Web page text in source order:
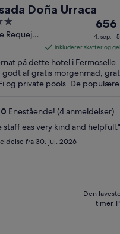
Doña Urraca
Requejo
er
656
pr.
nat
fra
sep.
til
5.
656
4. sep. -
inkluderer skatter og
på dette hotel i Fermoselle.
godt af gratis morgenmad,
og private pools. De populære
Enestående! (4 anmeldelser)
staff eas very kind and helpfull."
fra 30. jul. 2026
Den
timer.